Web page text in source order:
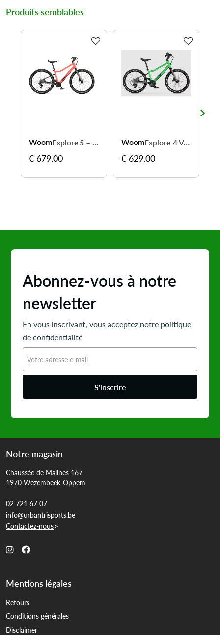
Produits semblables
Woom Explore 5 – 24″, 8 vitesses, freins à disque
€ 679.00
Woom Explore 4 Vert - Léger et sûr pour l'aventure
€ 629.00
Abonnez-vous à notre
newsletter
En vous inscrivant, vous acceptez notre politique
de confidentialité
S'inscrire
Notre magasin
Chaussée de Malines 167
1970 Wezembeek-Oppem
02 721 67 07
info@urbantrisports.be
Contactez-nous>
Mentions légales
Retours
Conditions générales
Disclaimer